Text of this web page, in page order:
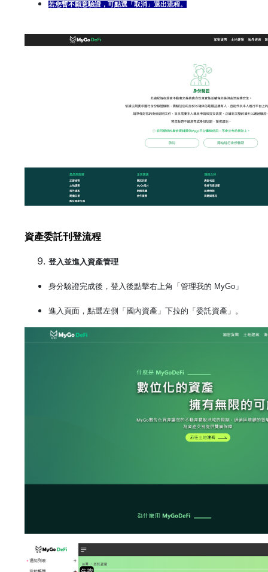
若您暫不願意驗證，可點選「取消」退出流程。
資產委託刊登流程
登入並進入資產管理
身分驗證完成後，登入後點擊右上角「管理我的 MyGo 」
進入頁面，點選左側「國內資產」下拉的「委託資產」。